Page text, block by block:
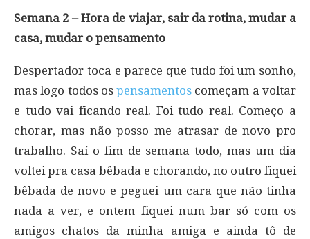
Semana 2 – Hora de viajar, sair da rotina, mudar a
casa, mudar o pensamento
Despertador toca e parece que tudo foi um sonho,
mas logo todos ospensamentos começam a voltar
e tudo vai ficando real. Foi tudo real. Começo a
chorar, mas não posso me atrasar de novo pro
trabalho. Saí o fim de semana todo, mas um dia
voltei pra casa bêbada e chorando, no outro fiquei
bêbada de novo e peguei um cara que não tinha
nada a ver, e ontem fiquei num bar só com os
amigos chatos da minha amiga e ainda tô de